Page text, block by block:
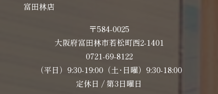
富田林店
〒584-0025
大阪府富田林市若松町西2-1401
0721-69-8122
（平日）9:30-19:00（土･日曜）9:30-18:00
定休日 / 第3日曜日